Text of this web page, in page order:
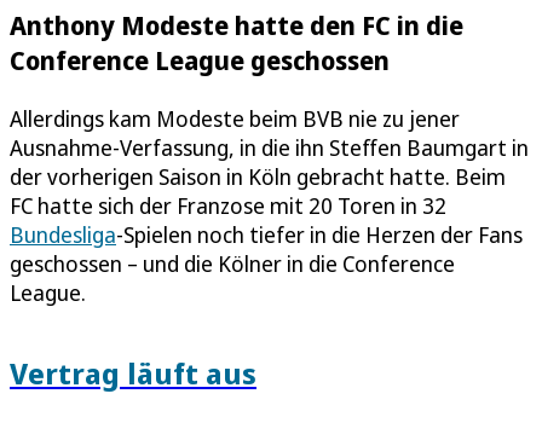
Anthony Modeste hatte den FC in die
Conference League geschossen
Allerdings kam Modeste beim BVB nie zu jener
Ausnahme-Verfassung, in die ihn Steffen Baumgart in
der vorherigen Saison in Köln gebracht hatte. Beim
FC hatte sich der Franzose mit 20 Toren in 32
Bundesliga-Spielen noch tiefer in die Herzen der Fans
geschossen – und die Kölner in die Conference
League.
Vertrag läuft aus